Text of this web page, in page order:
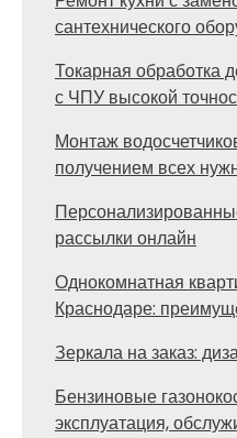
сантехнического
Токарная обработка
с ЧПУ высокой
Монтаж
получением всех
рассылки онлайн
Однокомнатная
Краснодаре:
Зеркала на заказ:
Бензиновые
эксплуатация,